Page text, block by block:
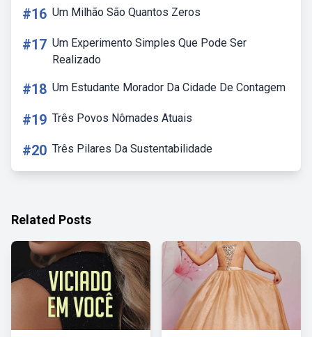
#16 Um Milhão São Quantos Zeros
#17 Um Experimento Simples Que Pode Ser
Realizado
#18 Um Estudante Morador Da Cidade De Contagem
#19 Três Povos Nômades Atuais
#20 Três Pilares Da Sustentabilidade
Related Posts